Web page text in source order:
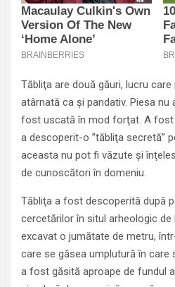
Tăbliţa are două găuri, lucru
atârnată ca şi pandativ. Piesa
fost uscată în mod forţat. A fost
a descoperit-o ”tăbliţa secretă”
aceasta nu pot fi văzute şi
de cunoscători în domeniu.
Tăbliţa a fost descoperită după
cercetărilor în situl arheologic de
excavat o jumătate de metru,
care se găsea umplutură în care
a fost găsită aproape de fundul